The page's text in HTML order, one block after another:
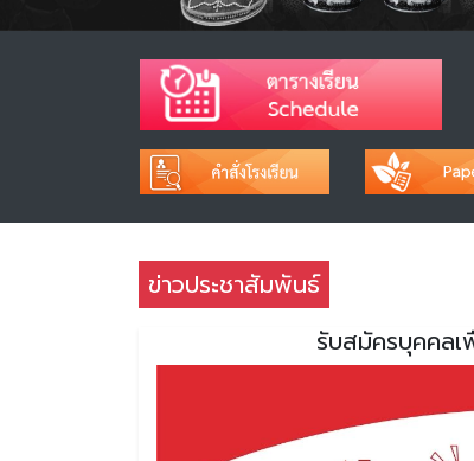
ข่าวประชาสัมพันธ์
รับสมัครบุคคลเ